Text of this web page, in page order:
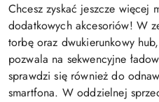
Chcesz zyskać jeszcze więcej
dodatkowych akcesoriów! W
torbę oraz dwukierunkowy
pozwala na sekwencyjne
sprawdzi się również do
smartfona. W oddzielnej